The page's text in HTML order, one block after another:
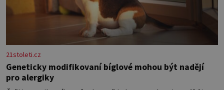
21stoleti.cz
Geneticky modifikovaní bíglové mohou být nadějí
pro alergiky